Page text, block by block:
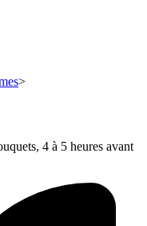
4 à 5 heures avant